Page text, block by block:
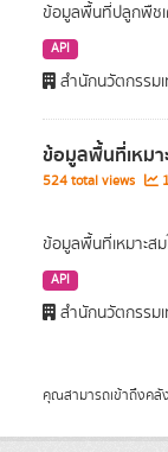
ข้อมูลพื้นที่ปลูกพืช
API
สำนักนวัตกรรม
ข้อมูลพื้นที่เหมา
524 total views
ข้อมูลพื้นที่เหมาะส
API
สำนักนวัตกรรม
คุณสามารถเข้าถึงคลั